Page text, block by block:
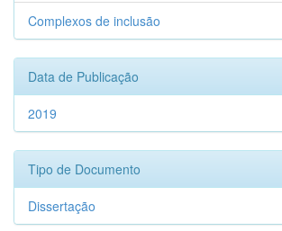
Complexos de inclusão
Data de Publicação
2019
Tipo de Documento
Dissertação